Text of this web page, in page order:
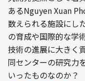
あるNguyen Xuan
数えられる施設にし
の育成や国際的な学
技術の進展に大きく
同センターの研究力